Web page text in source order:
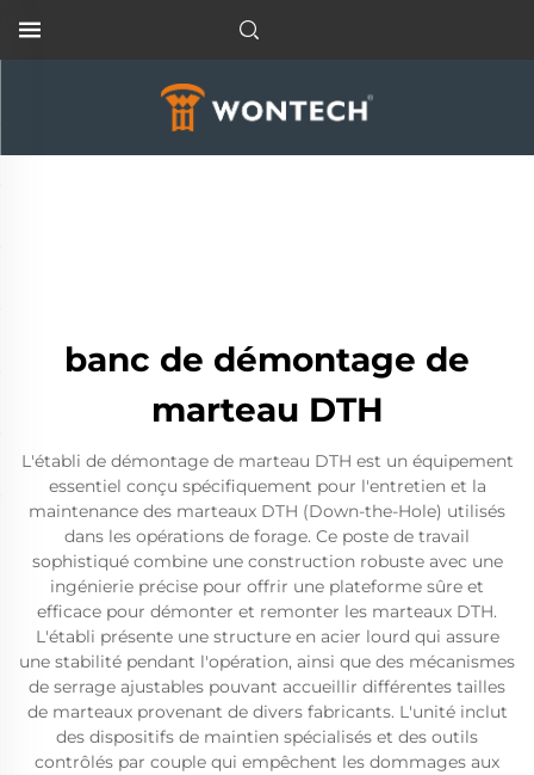
banc de démontage de
marteau DTH
L'établi de démontage de marteau DTH est un équipement
essentiel conçu spécifiquement pour l'entretien et la
maintenance des marteaux DTH (Down-the-Hole) utilisés
dans les opérations de forage. Ce poste de travail
sophistiqué combine une construction robuste avec une
ingénierie précise pour offrir une plateforme sûre et
efficace pour démonter et remonter les marteaux DTH.
L'établi présente une structure en acier lourd qui assure
une stabilité pendant l'opération, ainsi que des mécanismes
de serrage ajustables pouvant accueillir différentes tailles
de marteaux provenant de divers fabricants. L'unité inclut
des dispositifs de maintien spécialisés et des outils
contrôlés par couple qui empêchent les dommages aux